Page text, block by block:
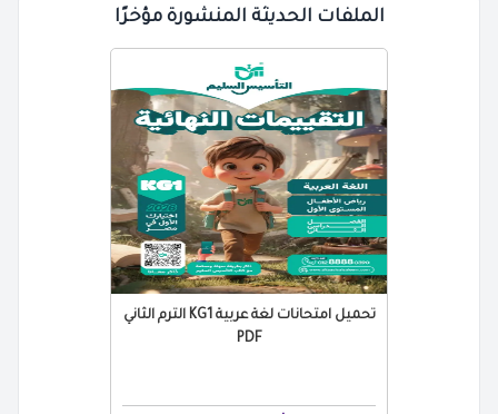
الملفات الحديثة المنشورة مؤخرًا
تحميل امتحانات لغة عربية KG1 الترم الثاني
PDF